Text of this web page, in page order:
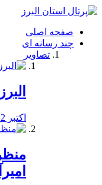
فصد
شرق
تهران
خشکشویی
صفحه اصلی
چند رسانه ای
تصاویر
اکتبر 22, 2019